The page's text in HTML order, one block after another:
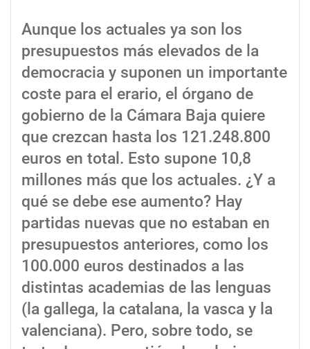
Aunque los actuales ya son los
presupuestos más elevados de la
democracia y suponen un importante
coste para el erario, el órgano de
gobierno de la Cámara Baja quiere
que crezcan hasta los 121.248.800
euros en total. Esto supone 10,8
millones más que los actuales. ¿Y a
qué se debe ese aumento? Hay
partidas nuevas que no estaban en
presupuestos anteriores, como los
100.000 euros destinados a las
distintas academias de las lenguas
(la gallega, la catalana, la vasca y la
valenciana). Pero, sobre todo, se